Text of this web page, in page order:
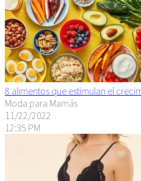
8 alimentos que estimulan el
Moda para Mamás
11/22/2022
12:35 PM